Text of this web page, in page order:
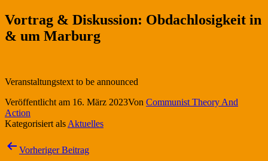
Vortrag & Diskussion: Obdachlosigkeit in
& um Marburg
Veranstaltungstext to be announced
Veröffentlicht am 16. März 2023Von Communist Theory And
Action
Kategorisiert als Aktuelles
Beitragsnavigation
Vorheriger Beitrag